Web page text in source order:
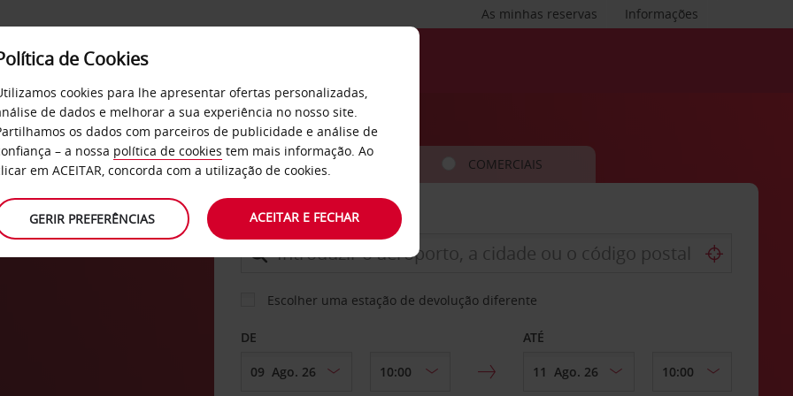
Informações
As minhas reservas
SERVIÇOS EMPRESAS
CARRO COMERCIAIS
LEVANTAR EM
Escolher uma estação de devolução diferente
DE ATÉ
de Cookies
cookies para lhe apresentar ofertas personalizadas,
de dados e melhorar a sua experiência no nosso site.
os dados com parceiros de publicidade e análise de
– a nossa política de cookies tem mais informação. Ao
em ACEITAR, concorda com a utilização de cookies.
GERIR PREFERÊNCIAS ACEITAR E FECHAR